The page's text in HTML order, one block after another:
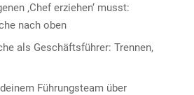
‚Chef erziehen‘ musst:
nach oben
als Geschäftsführer: Trennen,
Führungsteam über